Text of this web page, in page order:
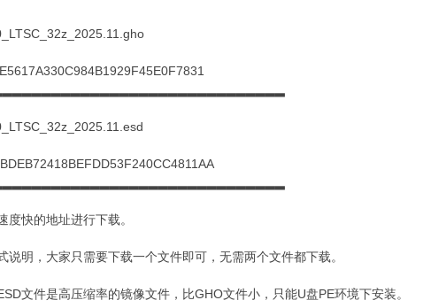
度快的地址进行下载。
说明，大家只需要下载一个文件即可，无需两个文件都下载。
文件是高压缩率的镜像文件，比GHO文件小，只能U盘PE环境下安装。